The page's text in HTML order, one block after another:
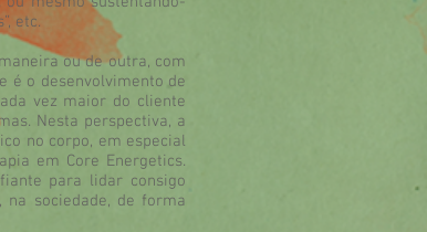
etc.
ou de outra, com
é o desenvolvimento de
vez maior do cliente
Nesta perspectiva, a
no corpo, em especial
em Core Energetics.
para lidar consigo
sociedade, de forma